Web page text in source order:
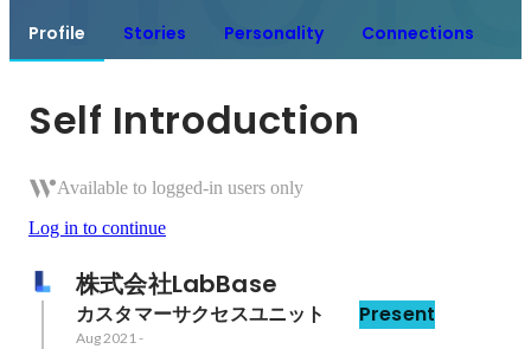
Profile Stories Personality Connections
Self Introduction
Available to logged-in users only
Log in to continue
株式会社LabBase
カスタマーサクセスユニット Present
Aug 2021-